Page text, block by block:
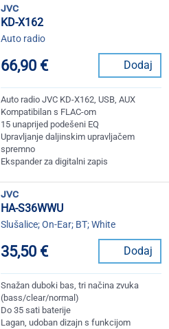
jvc
KD-X162
Auto radio
66,90 € Dodaj
Auto radio JVC KD-X162, USB, AUX
Kompatibilan s FLAC-om
15 unaprijed podešeni EQ
Upravljanje daljinskim upravljačem
spremno
Ekspander za digitalni zapis
jvc
HA-S36WWU
Slušalice; On-Ear; BT; White
35,50 € Dodaj
Snažan duboki bas, tri načina zvuka
(bass/clear/normal)
Do 35 sati baterije
Lagan, udoban dizajn s funkcijom